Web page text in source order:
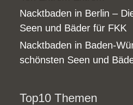
Nacktbaden in Berlin –
Seen und Bäder für FKK
Nacktbaden in Baden-
schönsten Seen und
Top10 Themen